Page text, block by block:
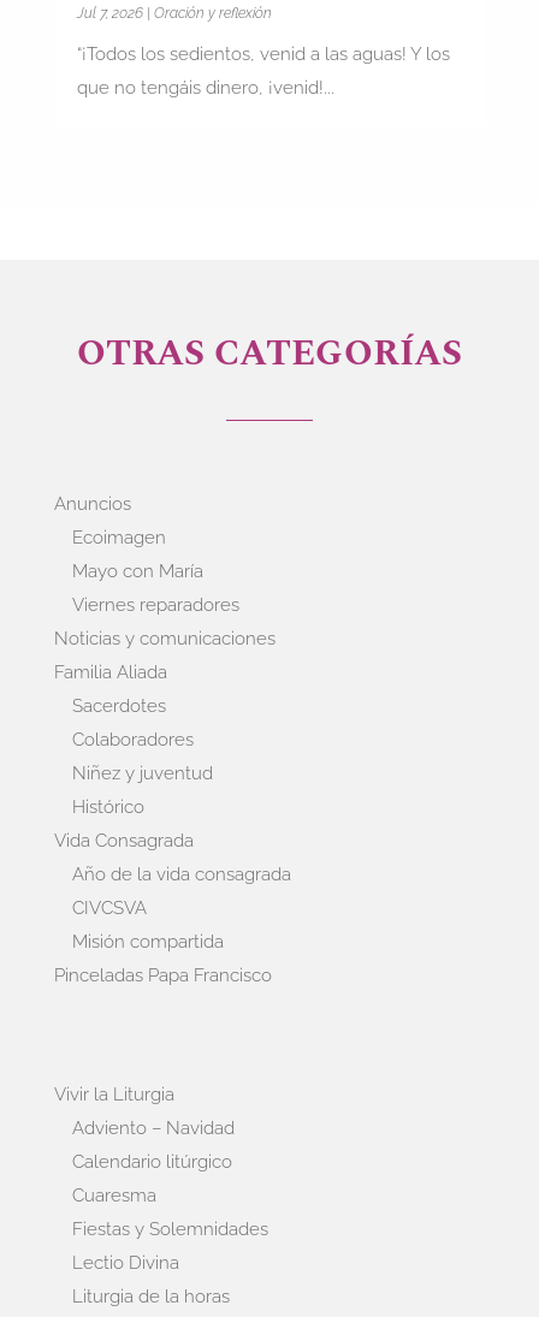
Jul 7, 2026| Oración y reflexión
“¡Todos los sedientos, venid a las aguas! Y los
que no tengáis dinero, ¡venid!...
OTRAS CATEGORÍAS
Anuncios
Ecoimagen
Mayo con María
Viernes reparadores
Noticias y comunicaciones
Familia Aliada
Sacerdotes
Colaboradores
Niñez y juventud
Histórico
Vida Consagrada
Año de la vida consagrada
CIVCSVA
Misión compartida
Pinceladas Papa Francisco
Vivir la Liturgia
Adviento – Navidad
Calendario litúrgico
Cuaresma
Fiestas y Solemnidades
Lectio Divina
Liturgia de la horas